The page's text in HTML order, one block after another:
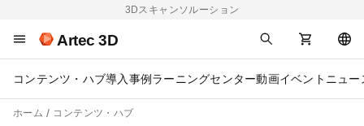
3Dスキャンソルーション
Artec 3D
コンテンツ・ハブ導入事例 ラーニングセンター動画イベント ニュー
ホーム コンテンツ・ハブ